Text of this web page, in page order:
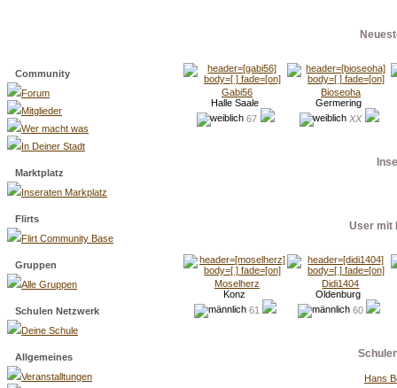
Community
Forum
Mitglieder
Wer macht was
In Deiner Stadt
Marktplatz
Inseraten Markplatz
Flirts
Flirt Community Base
Gruppen
Alle Gruppen
Schulen Netzwerk
Deine Schule
Allgemeines
Veranstalltungen
Gabi56
Halle Saale
67
Bioseoha
Germering
XX
User mit
Moselherz
Konz
61
Didi1404
Oldenburg
60
Hans